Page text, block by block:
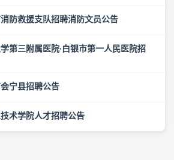
防救援支队招聘消防文员公告
第三附属医院·白银市第一人民医院招
宁县招聘公告
术学院人才招聘公告